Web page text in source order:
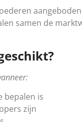
samen de
bepalen is
zijn